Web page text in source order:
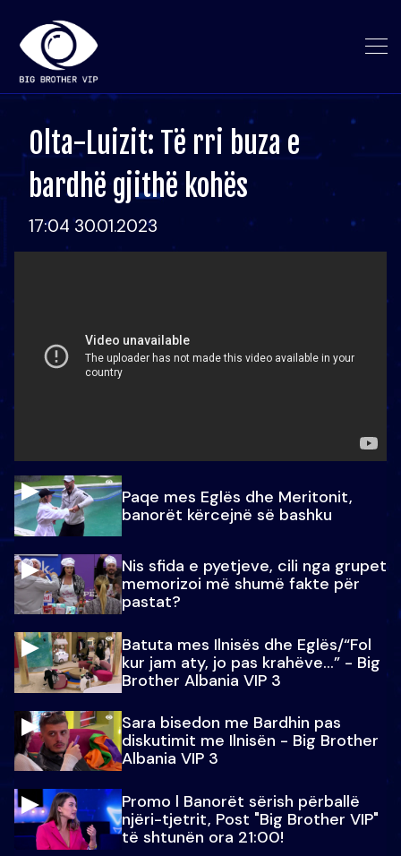
Olta-Luizit: Të rri buza e
bardhë gjithë kohës
17:04 30.01.2023
Paqe mes Eglës dhe Meritonit,
banorët kërcejnë së bashku
Nis sfida e pyetjeve, cili nga grupet
memorizoi më shumë fakte për
pastat?
Batuta mes Ilnisës dhe Eglës/“Fol
kur jam aty, jo pas krahëve…” - Big
Brother Albania VIP 3
Sara bisedon me Bardhin pas
diskutimit me Ilnisën - Big Brother
Albania VIP 3
Promo l Banorët sërish përballë
njëri-tjetrit, Post "Big Brother VIP"
të shtunën ora 21:00!